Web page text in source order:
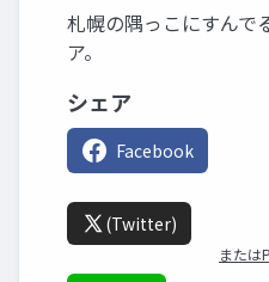
札幌の隅っこにすんで
ア。
シェア
Facebook
(Twitter)
または